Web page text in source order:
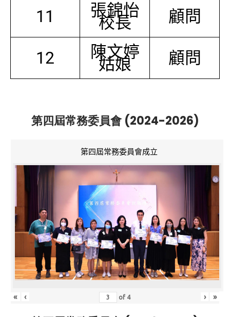
11 張錦怡
校長 顧問
12 陳文婷
姑娘 顧問
第四屆常務委員會 (2024-2026)
第四屆常務委員會成立
« ‹ of 4 › »